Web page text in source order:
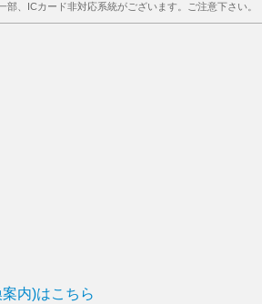
部、ICカード非対応系統がございます。ご注意下さい。
内)はこちら